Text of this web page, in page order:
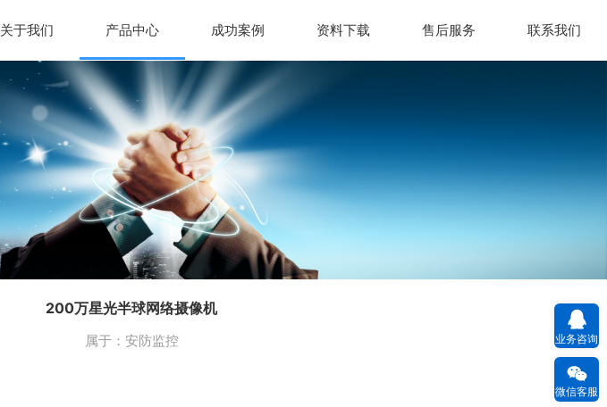
关于我们 产品中心 成功案例 资料下载 售后服务 联系我们
200万星光半球网络摄像机
属于： 安防监控 业务咨询
微信客服